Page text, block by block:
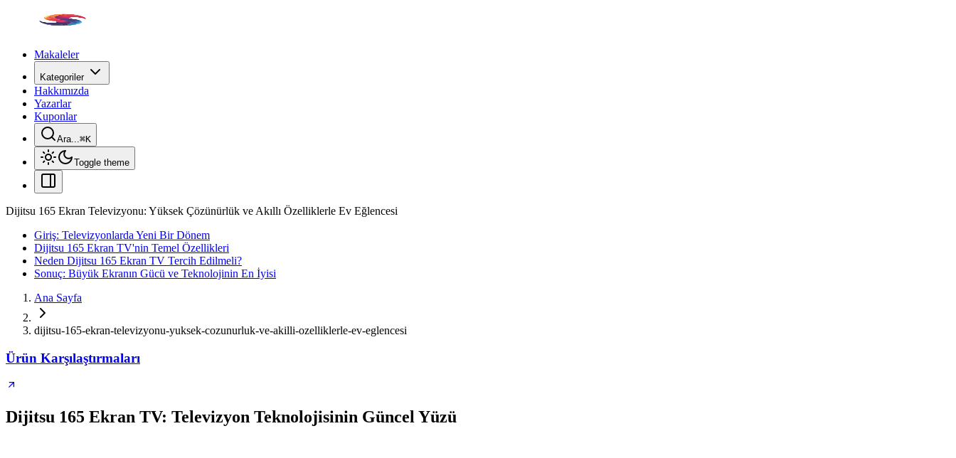
Makaleler
Kategoriler
Hakkımızda
Yazarlar
Kuponlar
Ara...⌘K
Toggle theme
Dijitsu 165 Ekran Televizyonu: Yüksek Çözünürlük ve Akıllı Özelliklerle Ev Eğlencesi
Giriş: Televizyonlarda Yeni Bir Dönem
Dijitsu 165 Ekran TV'nin Temel Özellikleri
Neden Dijitsu 165 Ekran TV Tercih Edilmeli?
Sonuç: Büyük Ekranın Gücü ve Teknolojinin En İyisi
Ana Sayfa
dijitsu-165-ekran-televizyonu-yuksek-cozunurluk-ve-akilli-ozelliklerle-ev-eglencesi
Ürün Karşılaştırmaları
Dijitsu 165 Ekran TV: Televizyon Teknolojisinin Güncel Yüzü